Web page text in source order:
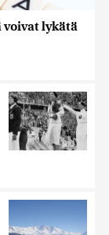
voivat lykätä